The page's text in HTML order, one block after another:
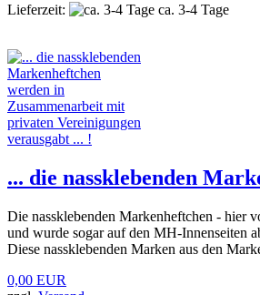
Lieferzeit:
ca. 3-4 Tage
... die nassklebenden
Die nassklebenden Markenheftchen - hier
und wurde sogar auf den MH-Innenseiten
Diese nassklebenden Marken aus den
0,00 EUR